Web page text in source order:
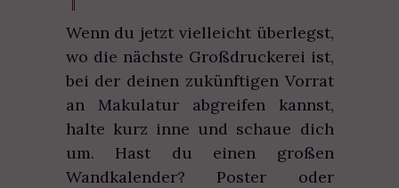
Wenn du jetzt vielleicht überlegst,
wo die nächste Großdruckerei ist,
bei der deinen zukünftigen Vorrat
an Makulatur abgreifen kannst,
halte kurz inne und schaue dich
um. Hast du einen großen
Wandkalender? Poster oder